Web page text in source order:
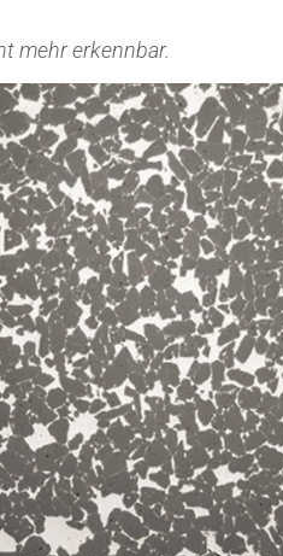
mehr erkennbar.